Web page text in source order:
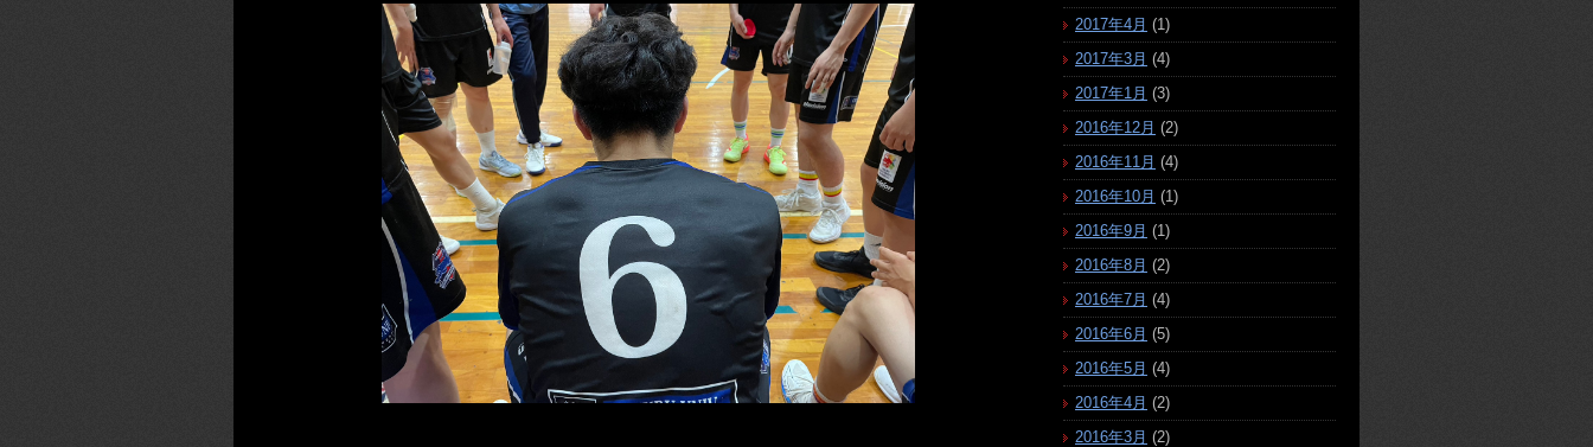
2017年4月 (1)
2017年3月 (4)
2017年1月 (3)
2016年12月 (2)
2016年11月 (4)
2016年10月 (1)
2016年9月 (1)
2016年8月 (2)
2016年7月 (4)
2016年6月 (5)
2016年5月 (4)
2016年4月 (2)
2016年3月 (2)